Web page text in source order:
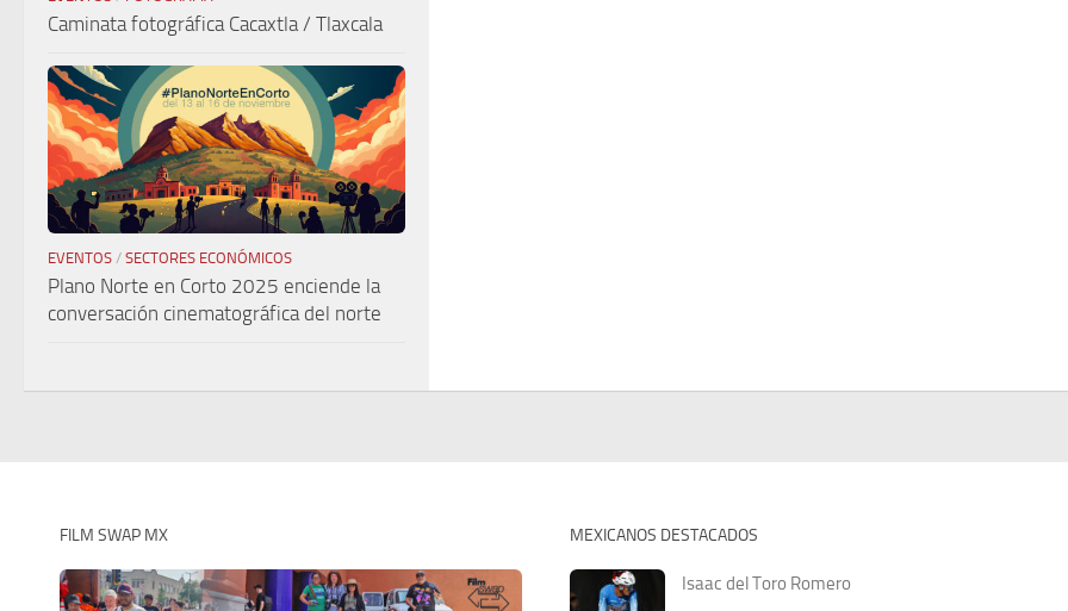
Caminata fotográfica Cacaxtla / Tlaxcala
EVENTOS / SECTORES ECONÓMICOS
Plano Norte en Corto 2025 enciende la
conversación cinematográfica del norte
FILM SWAP MX MEXICANOS DESTACADOS
Isaac del Toro Romero